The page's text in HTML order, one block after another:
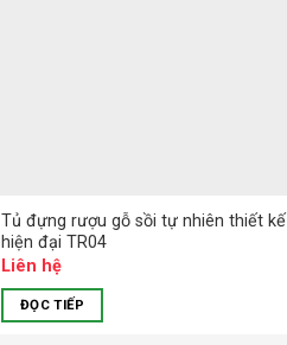
Tủ đựng rượu gỗ sồi tự nhiên thiết kế
hiện đại TR04
Liên hệ
ĐỌC TIẾP